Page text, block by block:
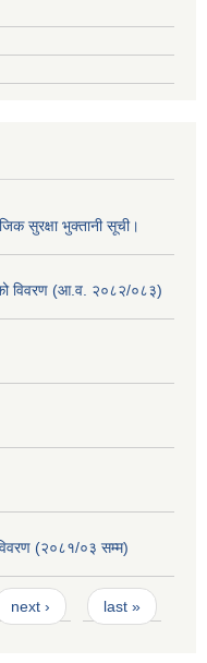
सुरक्षा भुक्तानी सूची।
विवरण (आ.व. २०८२/०८३)
विवरण (२०८१/०३ सम्म)
next › last »